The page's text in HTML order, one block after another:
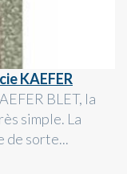
KAEFER
BLET, la
simple. La
de sorte...